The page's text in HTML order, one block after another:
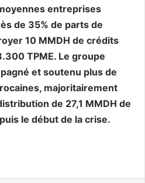
entreprises
de 35% de parts de
10 MMDH de crédits
TPME. Le groupe
et soutenu plus de
majoritairement
de 27,1 MMDH de
le début de la crise.